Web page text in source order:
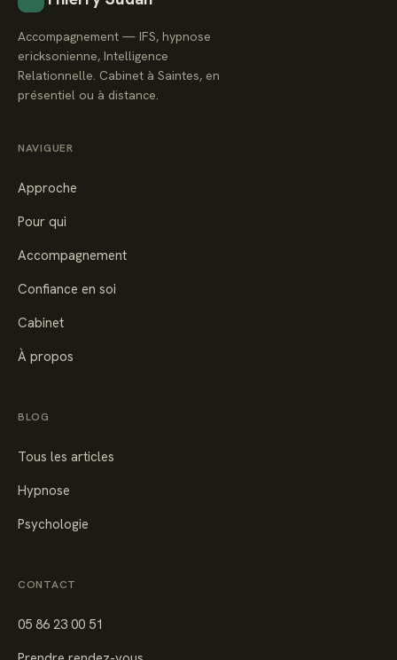
Accompagnement — IFS, hypnose
ericksonienne, Intelligence
Relationnelle. Cabinet à Saintes, en
présentiel ou à distance.
NAVIGUER
Approche
Pour qui
Accompagnement
Confiance en soi
Cabinet
À propos
BLOG
Tous les articles
Hypnose
Psychologie
CONTACT
05 86 23 00 51